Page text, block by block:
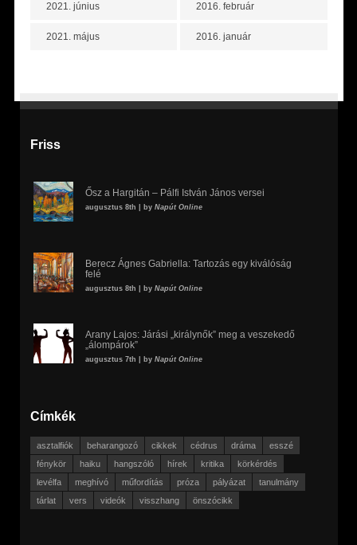
2021. június
2021. május
2016. február
2016. január
Friss
Ősz a Hargitán – Pálfi István János versei
augusztus 8th | by Napút Online
Berecz Ágnes Gabriella: Tartozás egy kiválóság
felé
augusztus 8th | by Napút Online
Arany Lajos: Járási „királynők” meg a veszekedő
„álompárok”
augusztus 7th | by Napút Online
Címkék
asztalfiók beharangozó cikkek cédrus dráma
esszé
fénykör
haiku hangszóló hírek kritika
körkérdés
levélfa
meghívó műfordítás próza pályázat
tanulmány
tárlat
vers videók visszhang önszócikk